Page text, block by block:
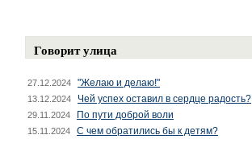
Говорит улица
27.12.2024 "Желаю и делаю!"
13.12.2024 Чей успех оставил в сердце радость?
29.11.2024 По пути доброй воли
15.11.2024 С чем обратились бы к детям?